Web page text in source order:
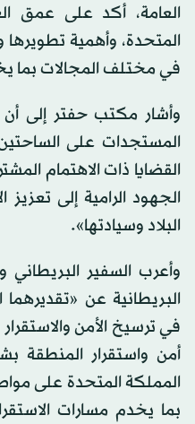
العامة، أكد على عمق
المتحدة، وأهمية تطويرها
في مختلف المجالات بما
وأشار مكتب حفتر إلى
المستجدات على
القضايا ذات الاهتمام
الجهود الرامية إلى
البلاد وسيادتها».
وأعرب السفير البريطاني
البريطانية عن
في ترسيخ الأمن
أمن واستقرار
المملكة المتحدة على
بما يخدم مسارات